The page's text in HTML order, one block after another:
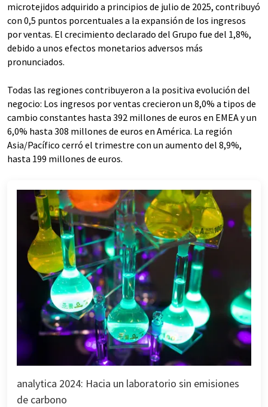
microtejidos adquirido a principios de julio de 2025, contribuyó
con 0,5 puntos porcentuales a la expansión de los ingresos
por ventas. El crecimiento declarado del Grupo fue del 1,8%,
debido a unos efectos monetarios adversos más
pronunciados.
Todas las regiones contribuyeron a la positiva evolución del
negocio: Los ingresos por ventas crecieron un 8,0% a tipos de
cambio constantes hasta 392 millones de euros en EMEA y un
6,0% hasta 308 millones de euros en América. La región
Asia/Pacífico cerró el trimestre con un aumento del 8,9%,
hasta 199 millones de euros.
analytica 2024: Hacia un laboratorio sin emisiones
de carbono